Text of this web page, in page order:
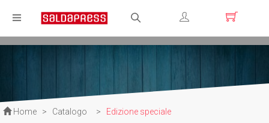
Registrati
Home > Catalogo > Edizione speciale